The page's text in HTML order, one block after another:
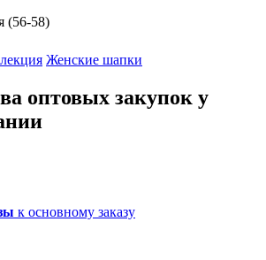
(56-58)
Женские шапки
оптовых закупок у
к основному заказу